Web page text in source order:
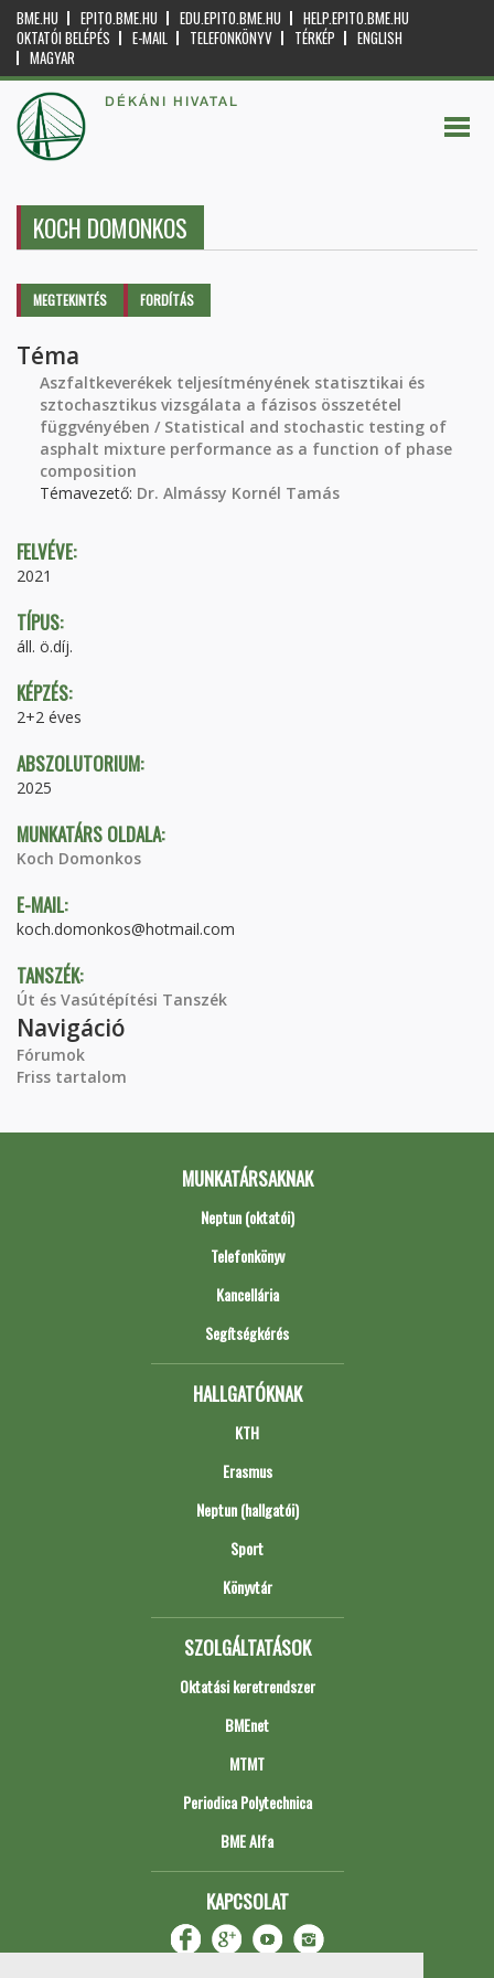
BME.HU EPITO.BME.HU EDU.EPITO.BME.HU
HELP.EPITO.BME.HU
OKTATÓI BELÉPÉS
E-MAIL TELEFONKÖNYV TÉRKÉP
ENGLISH
MAGYAR
DÉKÁNI HIVATAL
KOCH DOMONKOS
Elsődleges fülek
MEGTEKINTÉS (AKTÍVFORDÍTÁS
Téma
Aszfaltkeverékek teljesítményének statisztikai és
sztochasztikus vizsgálata a fázisos összetétel
függvényében / Statistical and stochastic testing of
asphalt mixture performance as a function of phase
composition
Témavezető: Dr. Almássy Kornél Tamás
FELVÉVE:
2021
TÍPUS:
áll. ö.díj.
KÉPZÉS:
2+2 éves
ABSZOLUTORIUM:
2025
MUNKATÁRS OLDALA:
Koch Domonkos
E-MAIL:
koch.domonkos@hotmail.com
TANSZÉK:
Út és Vasútépítési Tanszék
Navigáció
Fórumok
Friss tartalom
MUNKATÁRSAKNAK
Neptun (oktatói)
Telefonkönyv
Kancellária
Segítségkérés
HALLGATÓKNAK
KTH
Erasmus
Neptun (hallgatói)
Sport
Könyvtár
SZOLGÁLTATÁSOK
Oktatási keretrendszer
BMEnet
MTMT
Periodica Polytechnica
BME Alfa
KAPCSOLAT